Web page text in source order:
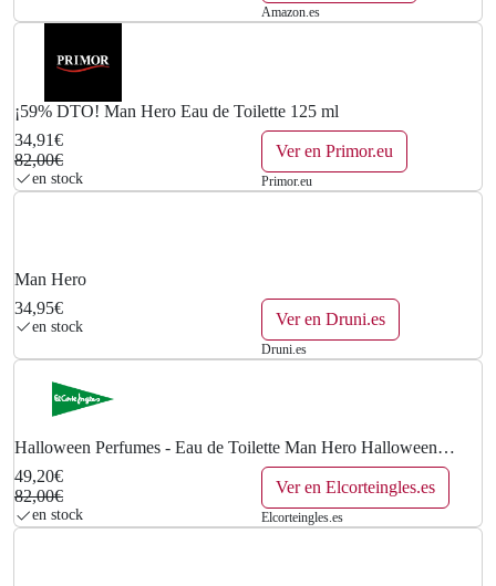
Amazon.es
¡59% DTO! Man Hero Eau de Toilette 125 ml
34,91€
82,00€
en stock
Ver en Primor.eu
Primor.eu
Man Hero
34,95€
en stock Ver en Druni.es
Druni.es
Halloween Perfumes - Eau de Toilette Man Hero Halloween
Perfumes.
49,20€
82,00€
en stock
Ver en Elcorteingles.es
Elcorteingles.es